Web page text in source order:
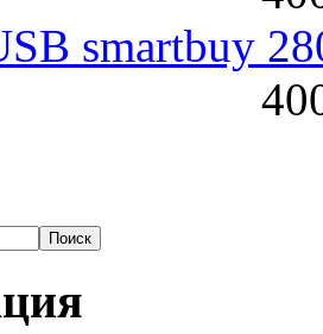
smartbuy